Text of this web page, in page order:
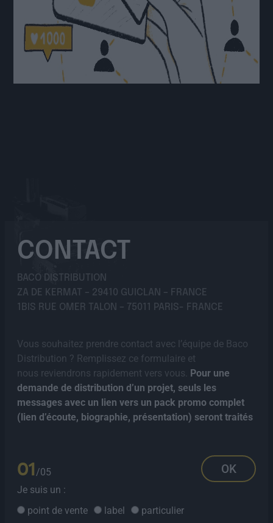
CONTACT
BACO DISTRIBUTION
ZA DE KERMAT – 29410 GUICLAN – FRANCE
1BIS RUE OMER TALON – 75011 PARIS- FRANCE
Vous souhaitez prendre contact avec l’équipe de Baco
Distribution ? Remplissez ce formulaire et
nous reviendrons rapidement vers vous. Pour une
demande de distribution d’un projet, seuls les
messages avec un lien vers un pack promo complet
(lien d’écoute, biographie, présentation) seront traités
01 /05
Je suis un :
point de vente
label particulier
OK